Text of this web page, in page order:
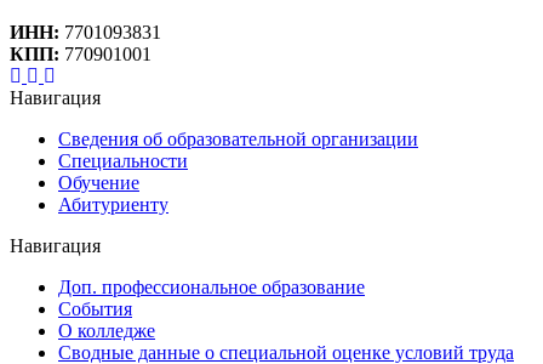
ИНН: 7701093831
КПП: 770901001
Навигация
Сведения об образовательной организации
Специальности
Обучение
Абитуриенту
Навигация
Доп. профессиональное образование
События
О колледже
Сводные данные о специальной оценке условий труда